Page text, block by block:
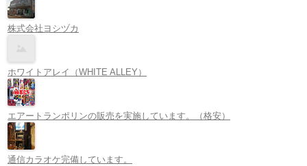
株式会社ヨシヅカ
ホワイトアレイ（WHITE ALLEY）
エアートランポリンの販売を実施しています。（格安）
通信カラオケ完備しています。